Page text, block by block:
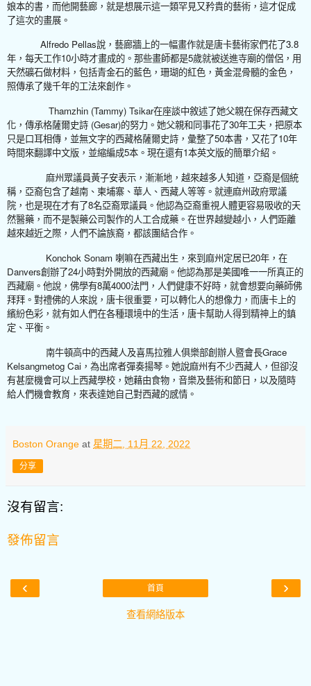
娘本的書，而他開藝廊，就是想展示這一類罕見又矜貴的藝術，這才促成
了這次的畫展。
Alfredo Pellas說，藝廊牆上的一幅畫作就是唐卡藝術家們花了3.8
年，每天工作10小時才畫成的。那些畫師都是5歲就被送進寺廟的僧侶，用
天然礦石做材料，包括青金石的藍色，珊瑚的紅色，黃金混骨髓的金色，
照傳承了幾千年的工法來創作。
Thamzhin (Tammy) Tsikar在座談中敘述了她父親在保存西藏文
化，傳承格薩爾史詩 (Gesar)的努力。她父親和同事花了30年工夫，把原本
只是口耳相傳，並無文字的西藏格薩爾史詩，彙整了50本書，又花了10年
時間來翻譯中文版，並縮編成5本。現在還有1本英文版的簡單介紹。
麻州眾議員黃子安表示，漸漸地，越來越多人知道，亞裔是個統
稱，亞裔包含了越南、柬埔寨、華人、西藏人等等。就連麻州政府眾議
院，也是現在才有了8名亞裔眾議員。他認為亞裔重視人體更容易吸收的天
然醫藥，而不是製藥公司製作的人工合成藥。在世界越變越小，人們距離
越來越近之際，人們不論族裔，都該團結合作。
Konchok Sonam 喇嘛在西藏出生，來到麻州定居已20年，在
Danvers創辦了24小時對外開放的西藏廟。他認為那是美國唯一一所真正的
西藏廟。他說，佛學有8萬4000法門，人們健康不好時，就會想要向藥師佛
拜拜。對禮佛的人來說，唐卡很重要，可以轉化人的想像力，而唐卡上的
繽紛色彩，就有如人們在各種環境中的生活，唐卡幫助人得到精神上的鎮
定、平衡。
南牛頓高中的西藏人及喜馬拉雅人俱樂部創辦人暨會長Grace
Kelsangmetog Cai ，為出席者彈奏揚琴。她說麻州有不少西藏人，但卻沒
有甚麼機會可以上西藏學校，她藉由食物，音樂及藝術和節日，以及隨時
給人們機會教育，來表達她自己對西藏的感情。
Boston Orange at 星期二, 11月 22, 2022
分享
沒有留言:
發佈留言
‹ ›
首頁
查看網絡版本